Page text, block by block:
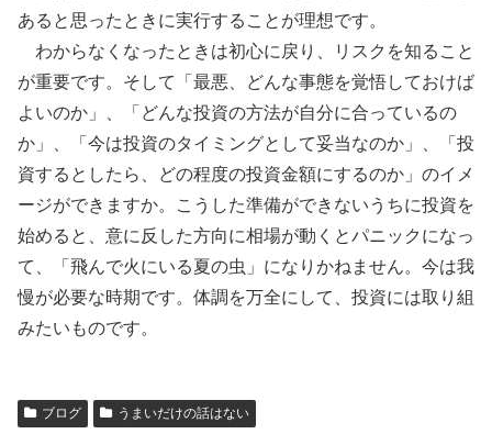
あると思ったときに実行することが理想です。
わからなくなったときは初心に戻り、リスクを知ること
が重要です。そして「最悪、どんな事態を覚悟しておけば
よいのか」、「どんな投資の方法が自分に合っているの
か」、「今は投資のタイミングとして妥当なのか」、「投
資するとしたら、どの程度の投資金額にするのか」のイメ
ージができますか。こうした準備ができないうちに投資を
始めると、意に反した方向に相場が動くとパニックになっ
て、「飛んで火にいる夏の虫」になりかねません。今は我
慢が必要な時期です。体調を万全にして、投資には取り組
みたいものです。
ブログ うまいだけの話はない